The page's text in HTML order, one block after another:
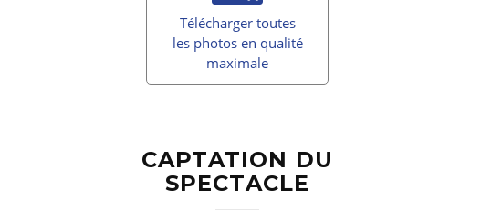
Télécharger toutes
les photos en qualité
maximale
CAPTATION DU
SPECTACLE